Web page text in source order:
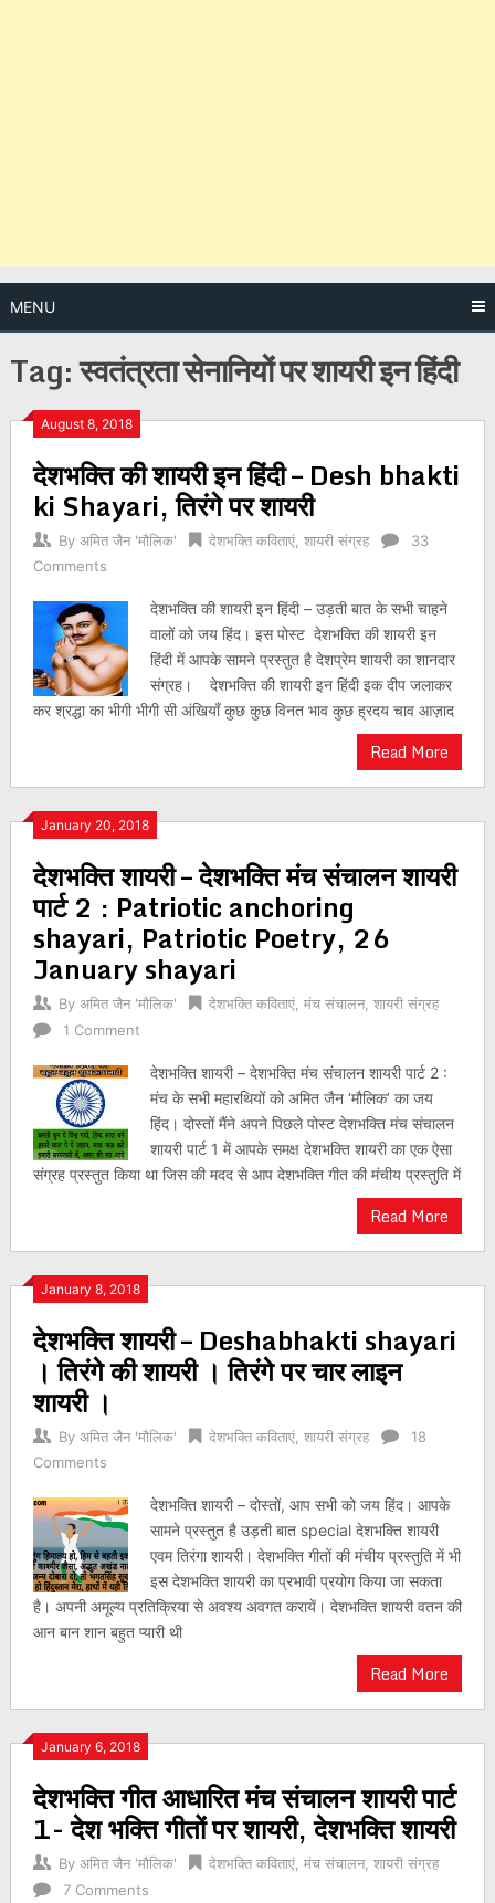
MENU
Tag:स्वतंत्रता सेनानियों पर शायरी इन हिंदी
August 8, 2018
देशभक्ति की शायरी इन हिंदी – Desh bhakti
ki Shayari, तिरंगे पर शायरी
By अमित जैन 'मौलिक' देशभक्ति कविताएं, शायरी संग्रह
33
Comments
देशभक्ति की शायरी इन हिंदी – उड़ती बात के सभी चाहने
वालों को जय हिंद। इस पोस्ट देशभक्ति की शायरी इन
हिंदी में आपके सामने प्रस्तुत है देशप्रेम शायरी का शानदार
संग्रह। देशभक्ति की शायरी इन हिंदी इक दीप जलाकर
कर श्रद्धा का भीगी भीगी सी अंखियाँ कुछ कुछ विनत भाव कुछ ह्रदय चाव आज़ाद
Read More
January 20, 2018
देशभक्ति शायरी – देशभक्ति मंच संचालन शायरी
पार्ट 2 : Patriotic anchoring
shayari, Patriotic Poetry, 26
January shayari
By अमित जैन 'मौलिक' देशभक्ति कविताएं, मंच संचालन, शायरी संग्रह
1 Comment
देशभक्ति शायरी – देशभक्ति मंच संचालन शायरी पार्ट 2 :
मंच के सभी महारथियों को अमित जैन ‘मौलिक’ का जय
हिंद। दोस्तों मैंने अपने पिछले पोस्ट देशभक्ति मंच संचालन
शायरी पार्ट 1 में आपके समक्ष देशभक्ति शायरी का एक ऐसा
संग्रह प्रस्तुत किया था जिस की मदद से आप देशभक्ति गीत की मंचीय प्रस्तुति में
Read More
January 8, 2018
देशभक्ति शायरी – Deshabhakti shayari
। तिरंगे की शायरी । तिरंगे पर चार लाइन
शायरी ।
By अमित जैन 'मौलिक' देशभक्ति कविताएं, शायरी संग्रह
18
Comments
देशभक्ति शायरी – दोस्तों, आप सभी को जय हिंद। आपके
सामने प्रस्तुत है उड़ती बात special देशभक्ति शायरी
एवम तिरंगा शायरी। देशभक्ति गीतों की मंचीय प्रस्तुति में भी
इस देशभक्ति शायरी का प्रभावी प्रयोग किया जा सकता
है। अपनी अमूल्य प्रतिक्रिया से अवश्य अवगत करायें। देशभक्ति शायरी वतन की
आन बान शान बहुत प्यारी थी
Read More
January 6, 2018
देशभक्ति गीत आधारित मंच संचालन शायरी पार्ट
1- देश भक्ति गीतों पर शायरी, देशभक्ति शायरी
By अमित जैन 'मौलिक' देशभक्ति कविताएं, मंच संचालन, शायरी संग्रह
7 Comments
Posts
navigation